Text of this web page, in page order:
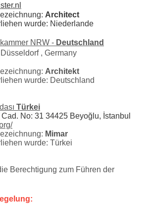
Architect
wurde: Niederlande
NRW - Deutschland
, Germany
Architekt
wurde: Deutschland
Türkei
No: 31 34425 Beyoğlu, İstanbul
Mimar
wurde: Türkei
Berechtigung zum Führen der